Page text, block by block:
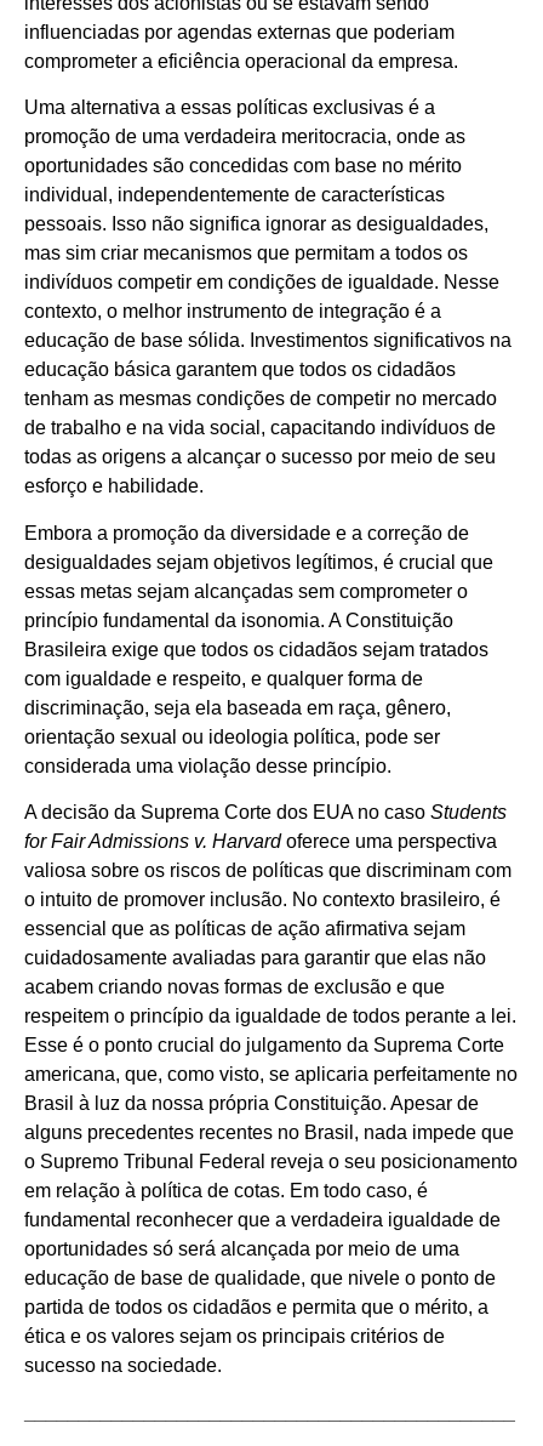
influenciadas por agendas externas que poderiam
comprometer a eficiência operacional da empresa.
Uma alternativa a essas políticas exclusivas é a
promoção de uma verdadeira meritocracia, onde as
oportunidades são concedidas com base no mérito
individual, independentemente de características
pessoais. Isso não significa ignorar as desigualdades,
mas sim criar mecanismos que permitam a todos os
indivíduos competir em condições de igualdade. Nesse
contexto, o melhor instrumento de integração é a
educação de base sólida. Investimentos significativos na
educação básica garantem que todos os cidadãos
tenham as mesmas condições de competir no mercado
de trabalho e na vida social, capacitando indivíduos de
todas as origens a alcançar o sucesso por meio de seu
esforço e habilidade.
Embora a promoção da diversidade e a correção de
desigualdades sejam objetivos legítimos, é crucial que
essas metas sejam alcançadas sem comprometer o
princípio fundamental da isonomia. A Constituição
Brasileira exige que todos os cidadãos sejam tratados
com igualdade e respeito, e qualquer forma de
discriminação, seja ela baseada em raça, gênero,
orientação sexual ou ideologia política, pode ser
considerada uma violação desse princípio.
A decisão da Suprema Corte dos EUA no caso Students
for Fair Admissions v. Harvardoferece uma perspectiva
valiosa sobre os riscos de políticas que discriminam com
o intuito de promover inclusão. No contexto brasileiro, é
essencial que as políticas de ação afirmativa sejam
cuidadosamente avaliadas para garantir que elas não
acabem criando novas formas de exclusão e que
respeitem o princípio da igualdade de todos perante a lei.
Esse é o ponto crucial do julgamento da Suprema Corte
americana, que, como visto, se aplicaria perfeitamente no
Brasil à luz da nossa própria Constituição. Apesar de
alguns precedentes recentes no Brasil, nada impede que
o Supremo Tribunal Federal reveja o seu posicionamento
em relação à política de cotas. Em todo caso, é
fundamental reconhecer que a verdadeira igualdade de
oportunidades só será alcançada por meio de uma
educação de base de qualidade, que nivele o ponto de
partida de todos os cidadãos e permita que o mérito, a
ética e os valores sejam os principais critérios de
sucesso na sociedade.